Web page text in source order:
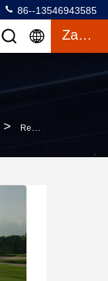
86--13546943585
Zacytować
> Red 2 Passenger 48V Electric Ambulance Car For Emergency Closed Type